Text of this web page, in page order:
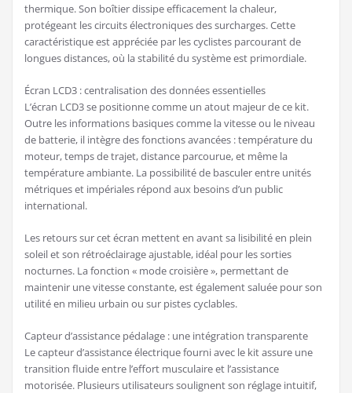
thermique. Son boîtier dissipe efficacement la chaleur,
protégeant les circuits électroniques des surcharges. Cette
caractéristique est appréciée par les cyclistes parcourant de
longues distances, où la stabilité du système est primordiale.
Écran LCD3 : centralisation des données essentielles
L’écran LCD3 se positionne comme un atout majeur de ce kit.
Outre les informations basiques comme la vitesse ou le niveau
de batterie, il intègre des fonctions avancées : température du
moteur, temps de trajet, distance parcourue, et même la
température ambiante. La possibilité de basculer entre unités
métriques et impériales répond aux besoins d’un public
international.
Les retours sur cet écran mettent en avant sa lisibilité en plein
soleil et son rétroéclairage ajustable, idéal pour les sorties
nocturnes. La fonction « mode croisière », permettant de
maintenir une vitesse constante, est également saluée pour son
utilité en milieu urbain ou sur pistes cyclables.
Capteur d’assistance pédalage : une intégration transparente
Le capteur d’assistance électrique fourni avec le kit assure une
transition fluide entre l’effort musculaire et l’assistance
motorisée. Plusieurs utilisateurs soulignent son réglage intuitif,